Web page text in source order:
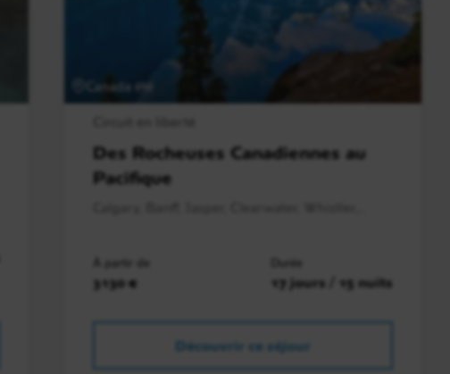
Canada été
Des Rocheuses Canadiennes au
Pacifique
À partir de
3130 €
Durée
17 jours / 15 nuits
Découvrir ce séjour